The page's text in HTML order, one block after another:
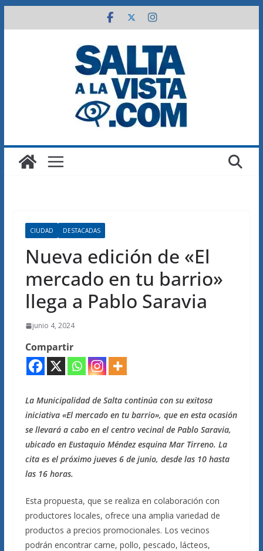
al
CIUDAD DESTACADAS
Nueva edición de «El
mercado en tu barrio»
llega a Pablo Saravia
junio 4, 2024
Compartir
La Municipalidad de Salta continúa con su exitosa
iniciativa «El mercado en tu barrio», que en esta ocasión
se llevará a cabo en el centro vecinal de Pablo Saravia,
ubicado en Eustaquio Méndez esquina Mar Tirreno. La
cita es el próximo jueves 6 de junio, desde las 10 hasta
las 16 horas.
Esta propuesta, que se realiza en colaboración con
productores locales, ofrece una amplia variedad de
productos a precios promocionales. Los vecinos
podrán encontrar carne, pollo, pescado, lácteos,